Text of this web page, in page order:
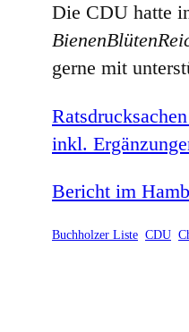
Die CDU hatte
gerne mit
inkl.
Bericht im
Buchholzer Liste CDU